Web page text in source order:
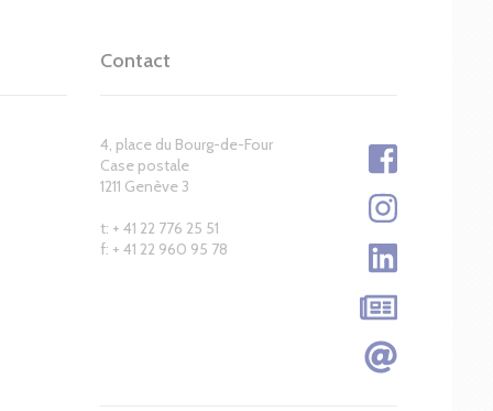
Contact
4, place du Bourg-de-Four
Case postale
1211 Genève 3
t: + 41 22 776 25 51
f: + 41 22 960 95 78